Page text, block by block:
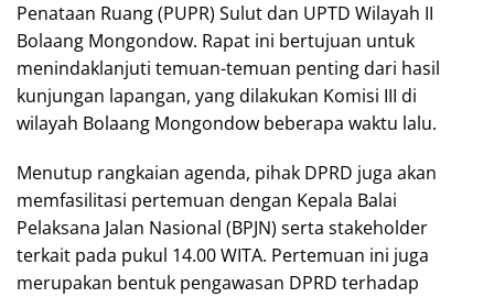
Penataan Ruang (PUPR) Sulut dan UPTD Wilayah II
Bolaang Mongondow. Rapat ini bertujuan untuk
menindaklanjuti temuan-temuan penting dari hasil
kunjungan lapangan, yang dilakukan Komisi III di
wilayah Bolaang Mongondow beberapa waktu lalu.
Menutup rangkaian agenda, pihak DPRD juga akan
memfasilitasi pertemuan dengan Kepala Balai
Pelaksana Jalan Nasional (BPJN) serta stakeholder
terkait pada pukul 14.00 WITA. Pertemuan ini juga
merupakan bentuk pengawasan DPRD terhadap